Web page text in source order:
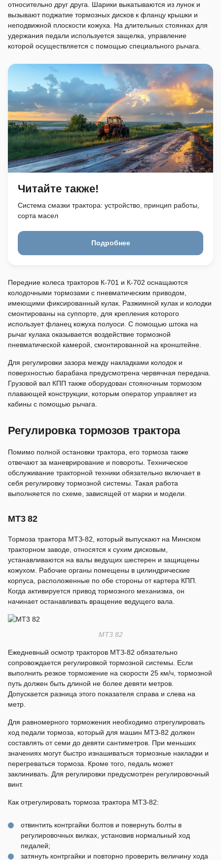
относительно друг друга. Шарики выкатываются из лунок и
вызывают поджатие тормозных дисков к фланцу крышки и
неподвижной плоскости кожуха. На длительных стоянках для
удержания педали используется защелка, управление
которой осуществляется с помощью специального рычага.
Читайте также!
Система смазки трактора: устройство, принцип работы,
сорта масел
Подробнее
Передние колеса тракторов К-701 и К-702 оснащаются
колодочными тормозами с пневматическим приводом,
имеющими фиксированный кулак. Разжимной кулак и колодки
смонтированы на суппорте, для крепления которого
использует фланец кожуха полуоси. С помощью штока на
рычаг кулака оказывается воздействие тормозной
пневматической камерой, смонтированной на кронштейне.
Для регулировки зазора между накладками колодок и
поверхностью барабана предусмотрена червячная передача.
Грузовой вал КПП также оборудован стояночным тормозом
плавающей конструкции, которым оператор управляет из
кабины с помощью рычага.
Регулировка тормозов трактора
Помимо полной остановки трактора, его тормоза также
отвечают за маневрирование и повороты. Техническое
обслуживание тракторной техники обязательно включает в
себя регулировку тормозной системы. Такая работа
выполняется по схеме, зависящей от марки и модели.
MT3 82
Тормоза трактора МТЗ-82, который выпускают на Минском
тракторном заводе, относятся к сухим дисковым,
устанавливаются на валы ведущих шестерен и защищены
кожухом. Рабочие органы помещены в цилиндрические
корпуса, расположенные по обе стороны от картера КПП.
Когда активируется привод тормозного механизма, он
начинает останавливать вращение ведущего вала.
MT3 82
Ежедневный осмотр тракторов МТЗ-82 обязательно
сопровождается регулировкой тормозной системы. Если
выполнить резкое торможение на скорости 25 км/ч, тормозной
путь должен быть длиной не более девяти метров.
Допускается разница этого показателя справа и слева на
метр.
Для равномерного торможения необходимо отрегулировать
ход педали тормоза, который для машин МТЗ-82 должен
составлять от семи до девяти сантиметров. При меньших
значениях могут быстро изнашиваться тормозные накладки и
перегреваться тормоза. Кроме того, педаль может
заклинивать. Для регулировки предусмотрен регулировочный
винт.
Как отрегулировать тормоза трактора МТЗ-82:
отвинтить контргайки болтов и повернуть болты в
регулировочных вилках, установив нормальный ход
педалей;
затянуть контргайки и повторно проверить величину хода